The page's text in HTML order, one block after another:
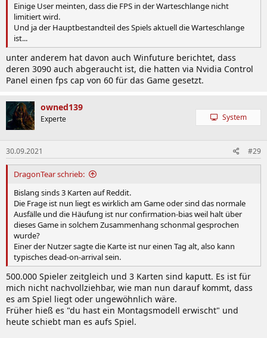
Einige User meinten, dass die FPS in der Warteschlange nicht
limitiert wird.
Und ja der Hauptbestandteil des Spiels aktuell die Warteschlange
ist...
unter anderem hat davon auch Winfuture berichtet, dass
deren 3090 auch abgeraucht ist, die hatten via Nvidia Control
Panel einen fps cap von 60 für das Game gesetzt.
owned139
Experte System
30.09.2021 #29
DragonTear schrieb:
Bislang sinds 3 Karten auf Reddit.
Die Frage ist nun liegt es wirklich am Game oder sind das normale
Ausfälle und die Häufung ist nur confirmation-bias weil halt über
dieses Game in solchem Zusammenhang schonmal gesprochen
wurde?
Einer der Nutzer sagte die Karte ist nur einen Tag alt, also kann
typisches dead-on-arrival sein.
500.000 Spieler zeitgleich und 3 Karten sind kaputt. Es ist für
mich nicht nachvollziehbar, wie man nun darauf kommt, dass
es am Spiel liegt oder ungewöhnlich wäre.
Früher hieß es "du hast ein Montagsmodell erwischt" und
heute schiebt man es aufs Spiel.